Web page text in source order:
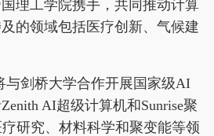
理工学院携手，共同推动计算
的领域包括医疗创新、气候建
与剑桥大学合作开展国家级AI
AI超级计算机和Sunrise聚
研究、材料科学和聚变能等领